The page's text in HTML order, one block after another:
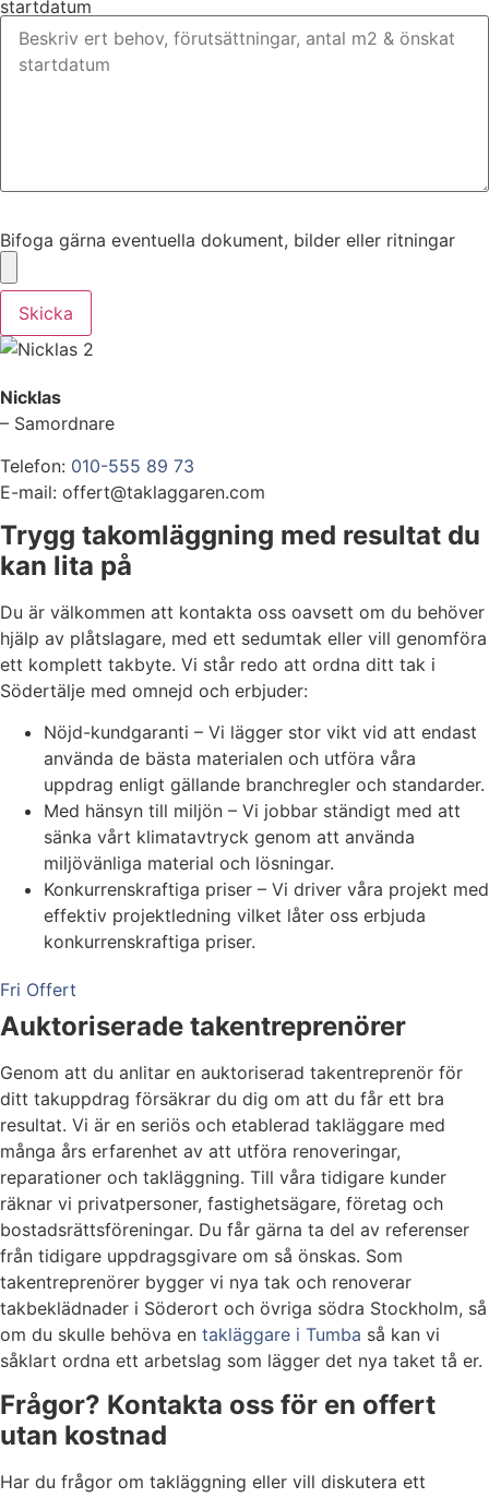
startdatum
Bifoga gärna eventuella dokument, bilder eller ritningar
Skicka
Nicklas
– Samordnare
Telefon: 010-555 89 73
E-mail: offert@taklaggaren.com
Trygg takomläggning med resultat du
kan lita på
Du är välkommen att kontakta oss oavsett om du behöver
hjälp av plåtslagare, med ett sedumtak eller vill genomföra
ett komplett takbyte. Vi står redo att ordna ditt tak i
Södertälje med omnejd och erbjuder:
Nöjd-kundgaranti – Vi lägger stor vikt vid att endast
använda de bästa materialen och utföra våra
uppdrag enligt gällande branchregler och standarder.
Med hänsyn till miljön – Vi jobbar ständigt med att
sänka vårt klimatavtryck genom att använda
miljövänliga material och lösningar.
Konkurrenskraftiga priser – Vi driver våra projekt med
effektiv projektledning vilket låter oss erbjuda
konkurrenskraftiga priser.
Fri Offert
Auktoriserade takentreprenörer
Genom att du anlitar en auktoriserad takentreprenör för
ditt takuppdrag försäkrar du dig om att du får ett bra
resultat. Vi är en seriös och etablerad takläggare med
många års erfarenhet av att utföra renoveringar,
reparationer och takläggning. Till våra tidigare kunder
räknar vi privatpersoner, fastighetsägare, företag och
bostadsrättsföreningar. Du får gärna ta del av referenser
från tidigare uppdragsgivare om så önskas. Som
takentreprenörer bygger vi nya tak och renoverar
takbeklädnader i Söderort och övriga södra Stockholm, så
om du skulle behöva en takläggare i Tumba så kan vi
såklart ordna ett arbetslag som lägger det nya taket tå er.
Frågor? Kontakta oss för en offert
utan kostnad
Har du frågor om takläggning eller vill diskutera ett